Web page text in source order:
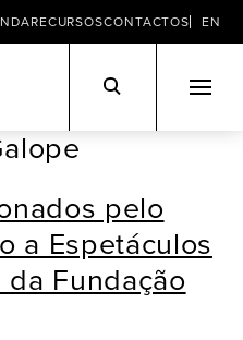
RECURSOSCONTACTOS EN
pelo
a Espetáculos
Fundação